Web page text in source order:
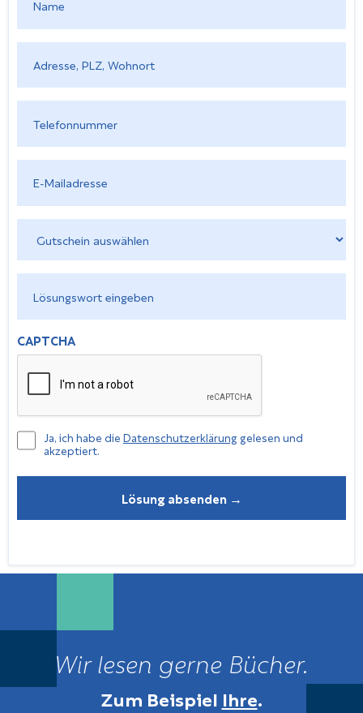
Adresse,
PLZ,
Telefonnummer
E-
Mail
Gutschein
auswählen
*
Lösungswort
eingeben
CAPTCHA
Datenschutzerklärung
gelesen
Ja, ich habe dieDatenschutzerklärunggelesen und
akzeptiert.
Lösung absenden →
Wir lesen gerne Bücher.
Zum Beispiel Ihre.